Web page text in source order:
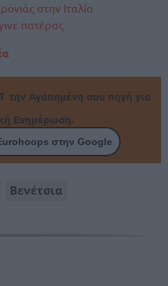
στην Ιταλία
πατέρας
την Αγαπημένη σου πηγή για
Ενημέρωση.
στην Google
Βενέτσια